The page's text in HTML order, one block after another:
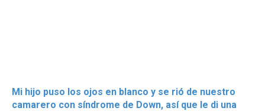
Mi hijo puso los ojos en blanco y se rió de nuestro
camarero con síndrome de Down, así que le di una